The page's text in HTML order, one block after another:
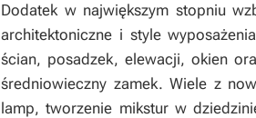
Dodatek w największym stopniu
architektoniczne i style
ścian, posadzek, elewacji, okien
średniowieczny zamek. Wiele z
lamp, tworzenie mikstur w